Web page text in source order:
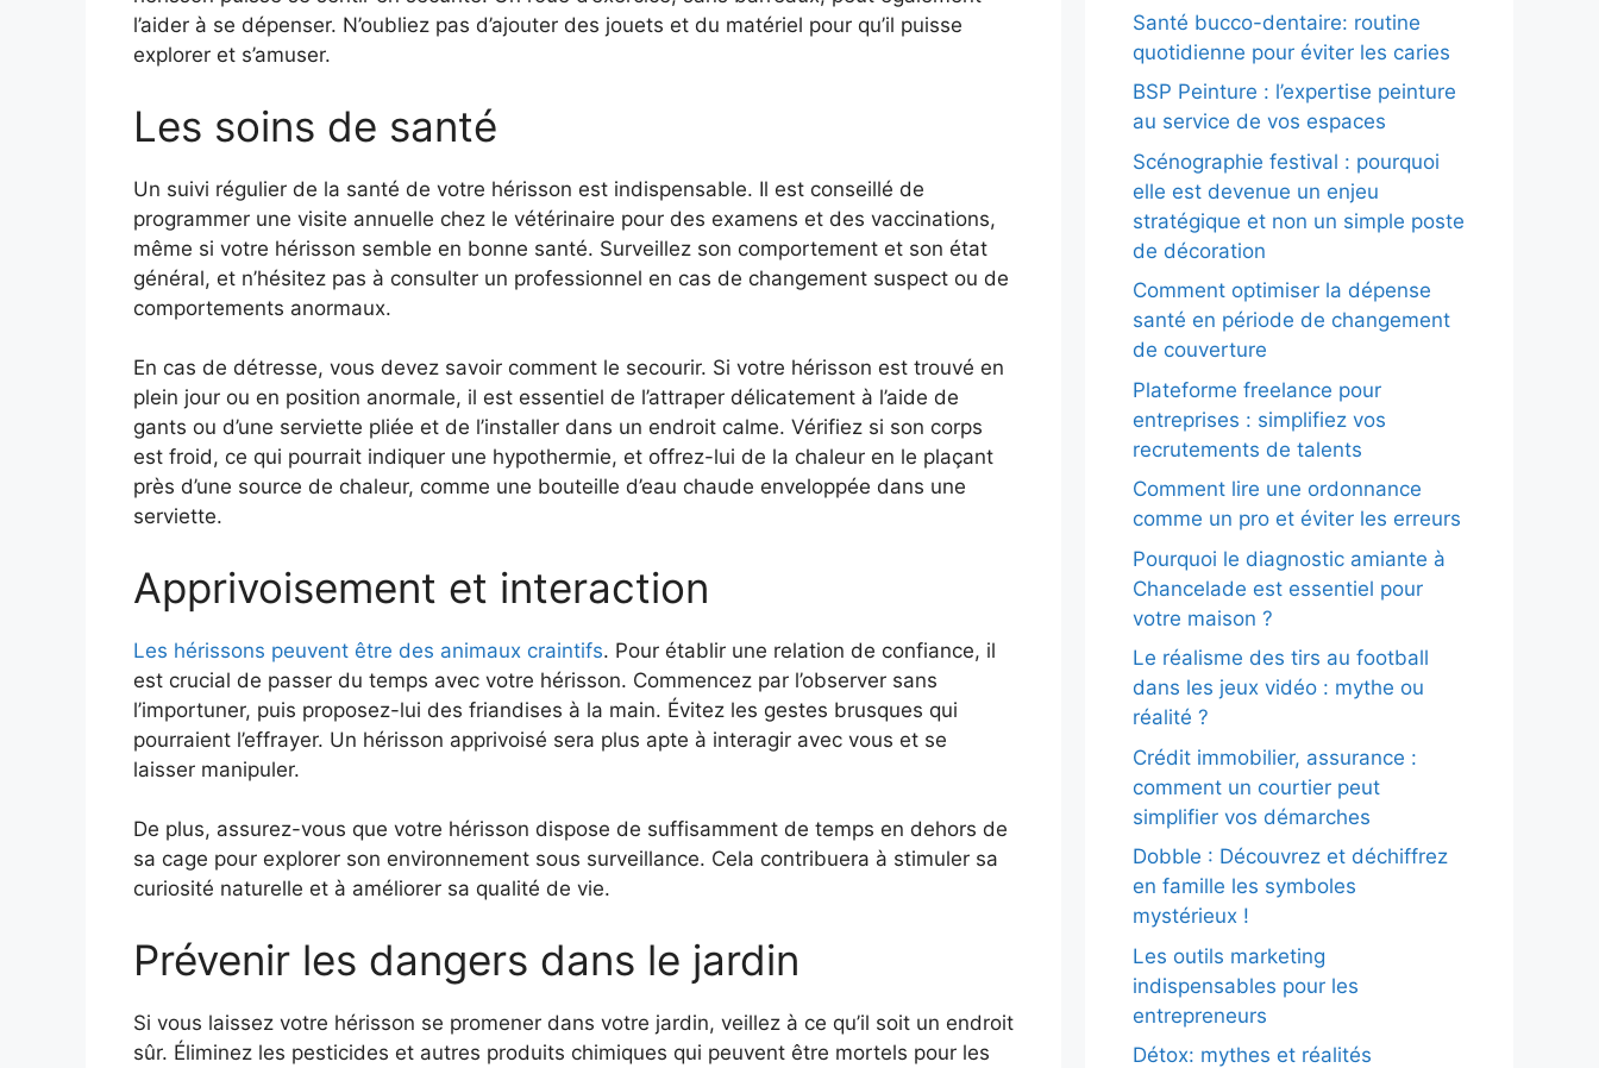
l’aider à se dépenser. N’oubliez pas d’ajouter des jouets et du matériel pour qu’il puisse
explorer et s’amuser.
Les soins de santé
Un suivi régulier de la santé de votre hérisson est indispensable. Il est conseillé de
programmer une visite annuelle chez le vétérinaire pour des examens et des vaccinations,
même si votre hérisson semble en bonne santé. Surveillez son comportement et son état
général, et n’hésitez pas à consulter un professionnel en cas de changement suspect ou de
comportements anormaux.
En cas de détresse, vous devez savoir comment le secourir. Si votre hérisson est trouvé en
plein jour ou en position anormale, il est essentiel de l’attraper délicatement à l’aide de
gants ou d’une serviette pliée et de l’installer dans un endroit calme. Vérifiez si son corps
est froid, ce qui pourrait indiquer une hypothermie, et offrez-lui de la chaleur en le plaçant
près d’une source de chaleur, comme une bouteille d’eau chaude enveloppée dans une
serviette.
Apprivoisement et interaction
Les hérissons peuvent être des animaux craintifs. Pour établir une relation de confiance, il
est crucial de passer du temps avec votre hérisson. Commencez par l’observer sans
l’importuner, puis proposez-lui des friandises à la main. Évitez les gestes brusques qui
pourraient l’effrayer. Un hérisson apprivoisé sera plus apte à interagir avec vous et se
laisser manipuler.
De plus, assurez-vous que votre hérisson dispose de suffisamment de temps en dehors de
sa cage pour explorer son environnement sous surveillance. Cela contribuera à stimuler sa
curiosité naturelle et à améliorer sa qualité de vie.
Prévenir les dangers dans le jardin
Si vous laissez votre hérisson se promener dans votre jardin, veillez à ce qu’il soit un endroit
sûr. Éliminez les pesticides et autres produits chimiques qui peuvent être mortels pour les
Santé bucco-dentaire: routine
quotidienne pour éviter les caries
BSP Peinture : l’expertise peinture
au service de vos espaces
Scénographie festival : pourquoi
elle est devenue un enjeu
stratégique et non un simple poste
de décoration
Comment optimiser la dépense
santé en période de changement
de couverture
Plateforme freelance pour
entreprises : simplifiez vos
recrutements de talents
Comment lire une ordonnance
comme un pro et éviter les erreurs
Pourquoi le diagnostic amiante à
Chancelade est essentiel pour
votre maison ?
Le réalisme des tirs au football
dans les jeux vidéo : mythe ou
réalité ?
Crédit immobilier, assurance :
comment un courtier peut
simplifier vos démarches
Dobble : Découvrez et déchiffrez
en famille les symboles
mystérieux !
Les outils marketing
indispensables pour les
entrepreneurs
Détox: mythes et réalités